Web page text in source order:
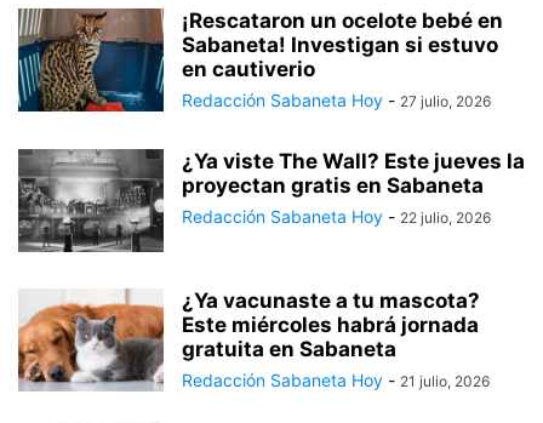
¡Rescataron un ocelote bebé en
Sabaneta! Investigan si estuvo
en cautiverio
Redacción Sabaneta Hoy - 27 julio, 2026
¿Ya viste The Wall? Este jueves la
proyectan gratis en Sabaneta
Redacción Sabaneta Hoy - 22 julio, 2026
¿Ya vacunaste a tu mascota?
Este miércoles habrá jornada
gratuita en Sabaneta
Redacción Sabaneta Hoy - 21 julio, 2026